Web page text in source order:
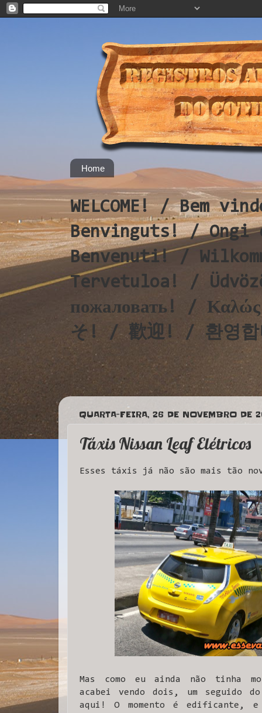
Home
WELCOME! / Bem
Benvinguts! /
Benvenuti! /
Tervetuloa! /
пожаловать! /
そ! / 歡迎! / 환영합
QUARTA-FEIRA, 26 DE NOVEMBRO DE
Táxis Nissan Leaf Elétricos
Esses táxis já não são mais tão
Mas como eu ainda não tinha
acabei vendo dois, um seguido
aqui! O momento é edificante,